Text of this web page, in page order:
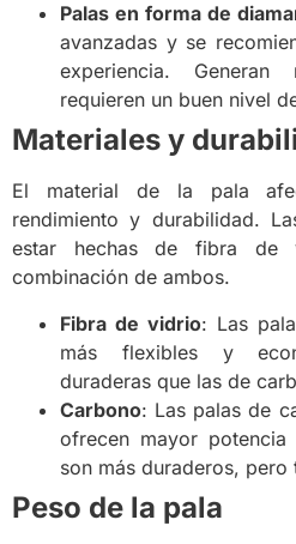
Palas en forma de
avanzadas y se
experiencia.
requieren un buen nivel
Materiales y
El material de la pala
rendimiento y durabilidad.
estar hechas de fibra de
combinación de ambos.
Fibra de vidrio: Las
más flexibles y
duraderas que las de
Carbono: Las palas de
ofrecen mayor
son más duraderos, pero
Peso de la pala